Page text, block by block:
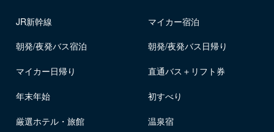
JR新幹線 マイカー宿泊
朝発/夜発バス宿泊 朝発/夜発バス日帰り
マイカー日帰り 直通バス＋リフト券
年末年始 初すべり
厳選ホテル・旅館 温泉宿